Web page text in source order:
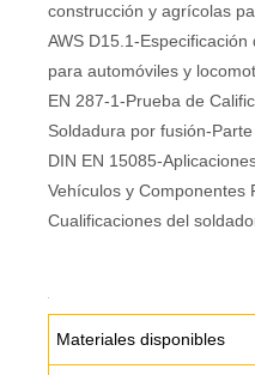
construcción y agrícolas
AWS D15.1-
para automóviles y
EN 287-1-Prueba de
Soldadura por fusión-
DIN EN 15085-
Vehículos y Componentes
Cualificaciones del
Materiales disponibles